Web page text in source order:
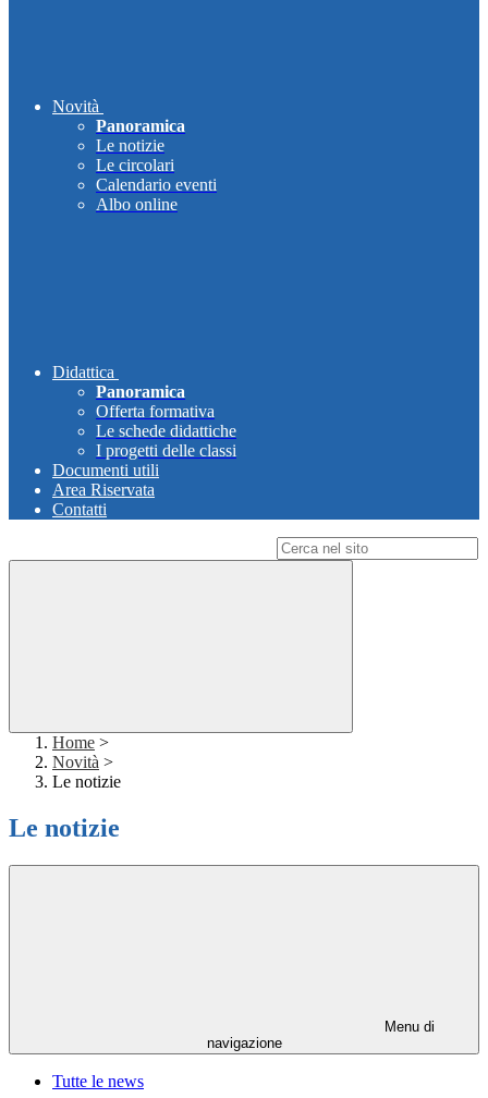
Novità
Panoramica
Le notizie
Le circolari
Calendario eventi
Albo online
Didattica
Panoramica
Offerta formativa
Le schede didattiche
I progetti delle classi
Documenti utili
Area Riservata
Contatti
Home >
Novità >
Le notizie
Le notizie
Menu di
navigazione
Tutte le news